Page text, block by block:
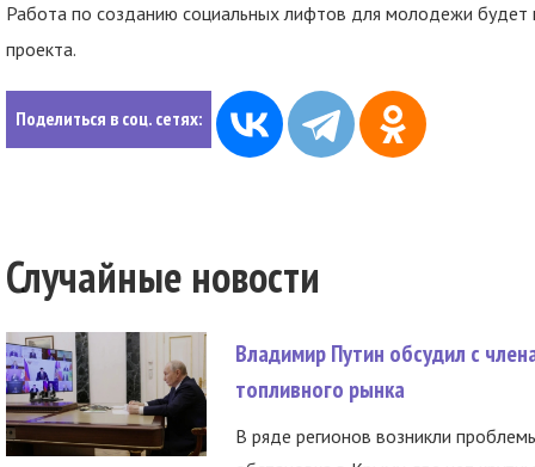
Работа по созданию социальных лифтов для молодежи будет
проекта.
Поделиться в соц. сетях:
Случайные новости
Владимир Путин обсудил с
топливного рынка
В ряде регионов возникли